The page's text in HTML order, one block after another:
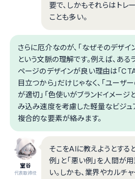
要で、しかもそれらはトレ
ことも多い。
さらに厄介なのが、「なぜそのデザイ
という文脈の理解です。例えば、ある
ページのデザインが良い理由は「
目立つから」だけじゃなく、「ユーザ
が適切」「色使いがブランドイメージ
み込み速度を考慮した軽量なビジュア
複合的な要素が絡みます。
室谷
代表取締役
そこをAIに教えようとする
例」と「悪い例」を人間が
い。しかも、業界やカルチ